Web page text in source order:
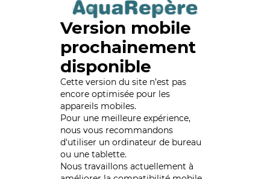
Version mobile
prochainement
disponible
Cette version du site n’est pas
encore optimisée pour les
appareils mobiles.
Pour une meilleure expérience,
nous vous recommandons
d'utiliser un ordinateur de bureau
ou une tablette.
Nous travaillons actuellement à